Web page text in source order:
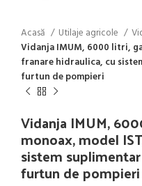
Acasă Utilaje agricole
Vidanja IMUM, 6000 litri,
franare hidraulica, cu
furtun de pompieri
Vidanja IMUM,
monoax, model
sistem
furtun de pompieri